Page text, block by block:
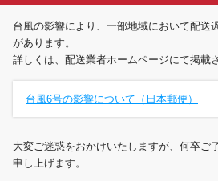
台風の影響により、一部地域において配送
があります。
詳しくは、配送業者ホームページにて掲載
台風6号の影響について（日本郵便）
大変ご迷惑をおかけいたしますが、何卒ご
申し上げます。